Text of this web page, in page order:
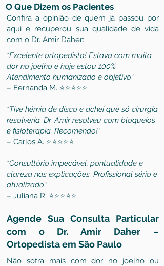
O Que Dizem os Pacientes
Confira a opinião de quem já passou por
aqui e recuperou sua qualidade de vida
com o Dr. Amir Daher:
“Excelente ortopedista! Estava com muita
dor no joelho e hoje estou 100%.
Atendimento humanizado e objetivo.”
– Fernanda M. ⭐⭐⭐⭐⭐
“Tive hérnia de disco e achei que só cirurgia
resolveria. Dr. Amir resolveu com bloqueios
e fisioterapia. Recomendo!”
– Carlos A. ⭐⭐⭐⭐⭐
“Consultório impecável, pontualidade e
clareza nas explicações. Profissional sério e
atualizado.”
– Juliana R. ⭐⭐⭐⭐⭐
Agende Sua Consulta Particular
com o Dr. Amir Daher –
Ortopedista em São Paulo
Não sofra mais com dor no joelho ou